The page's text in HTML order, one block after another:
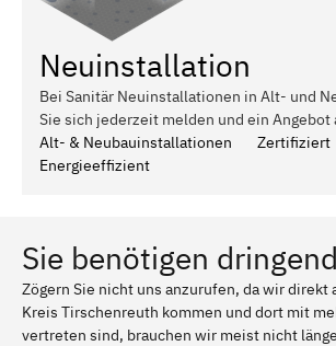
Neuinstallation
Bei Sanitär Neuinstallationen in Alt- und
Sie sich jederzeit melden und ein Angebot
Alt- & Neubauinstallationen
Zertifiziert
Energieeffizient
Sie benötigen
Zögern Sie nicht uns anzurufen, da wir direkt
Kreis Tirschenreuth kommen und dort mit
vertreten sind, brauchen wir meist nicht